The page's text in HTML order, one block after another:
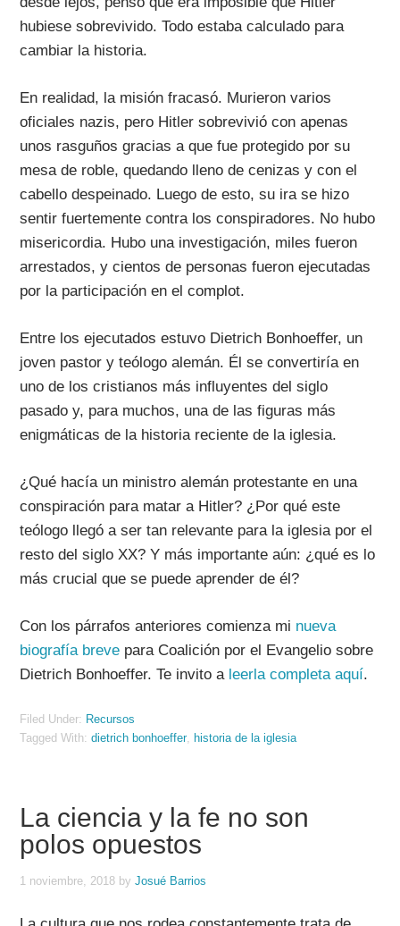
hubiese sobrevivido. Todo estaba calculado para
cambiar la historia.
En realidad, la misión fracasó. Murieron varios
oficiales nazis, pero Hitler sobrevivió con apenas
unos rasguños gracias a que fue protegido por su
mesa de roble, quedando lleno de cenizas y con el
cabello despeinado. Luego de esto, su ira se hizo
sentir fuertemente contra los conspiradores. No hubo
misericordia. Hubo una investigación, miles fueron
arrestados, y cientos de personas fueron ejecutadas
por la participación en el complot.
Entre los ejecutados estuvo Dietrich Bonhoeffer, un
joven pastor y teólogo alemán. Él se convertiría en
uno de los cristianos más influyentes del siglo
pasado y, para muchos, una de las figuras más
enigmáticas de la historia reciente de la iglesia.
¿Qué hacía un ministro alemán protestante en una
conspiración para matar a Hitler? ¿Por qué este
teólogo llegó a ser tan relevante para la iglesia por el
resto del siglo XX? Y más importante aún: ¿qué es lo
más crucial que se puede aprender de él?
Con los párrafos anteriores comienza mi nueva
biografía breve para Coalición por el Evangelio sobre
Dietrich Bonhoeffer. Te invito a leerla completa aquí.
Filed Under: Recursos
Tagged With:dietrich bonhoeffer, historia de la iglesia
La ciencia y la fe no son
polos opuestos
1 noviembre, 2018 byJosué Barrios